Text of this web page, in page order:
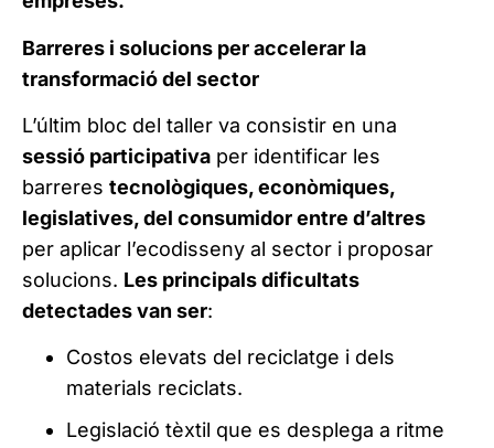
Barreres i solucions per accelerar la
transformació del sector
L’últim bloc del taller va consistir en una
sessió participativa per identificar les
barreres tecnològiques, econòmiques,
legislatives, del consumidor entre d’altres
per aplicar l’ecodisseny al sector i proposar
solucions. Les principals dificultats
detectades van ser:
Costos elevats del reciclatge i dels
materials reciclats.
Legislació tèxtil que es desplega a ritme